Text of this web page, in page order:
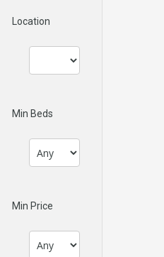
Location
Min Beds
Min Price